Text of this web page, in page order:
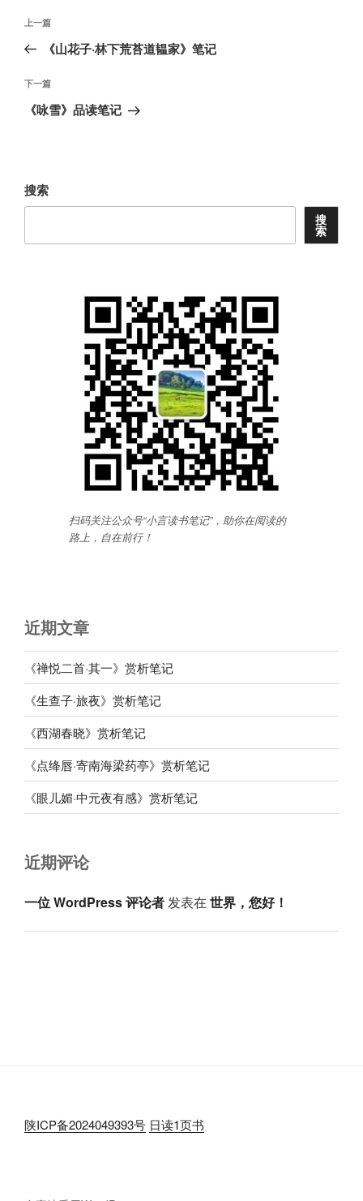
文
导
航
上
一
文
章
上一篇
《山花子·林下荒苔道韫家》笔记
下
一
下一篇
《咏雪》品读笔记
搜索
搜
索
扫码关注公众号“小言读书笔记”，助你在阅读的
路上，自在前行！
近期文章
《禅悦二首·其一》赏析笔记
《生查子·旅夜》赏析笔记
《西湖春晓》赏析笔记
《点绛唇·寄南海梁药亭》赏析笔记
《眼儿媚·中元夜有感》赏析笔记
近期评论
一位 WordPress 评论者发表在 世界，您好！
陕ICP备2024049393号 日读1页书